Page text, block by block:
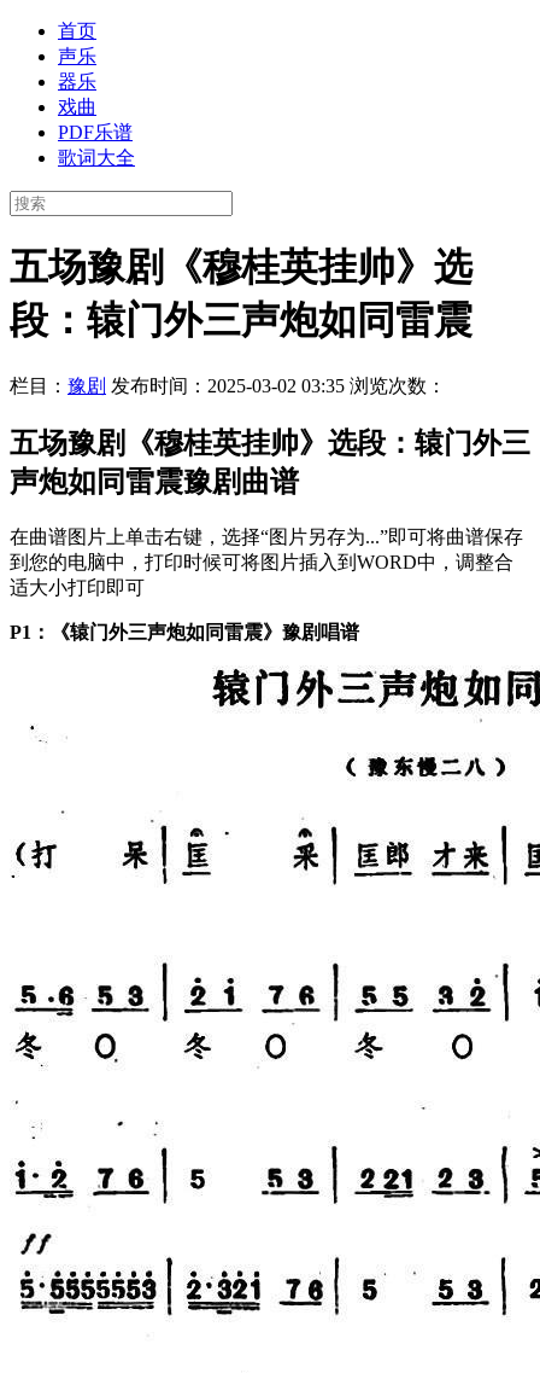
首页
声乐
器乐
戏曲
PDF乐谱
歌词大全
五场豫剧《穆桂英挂帅》选
段：辕门外三声炮如同雷震
栏目： 豫剧 发布时间：2025-03-02 03:35 浏览次数：
五场豫剧《穆桂英挂帅》选段：辕门外三
声炮如同雷震豫剧曲谱
在曲谱图片上单击右键，选择“图片另存为...”即可将曲谱保存
到您的电脑中，打印时候可将图片插入到WORD中，调整合
适大小打印即可
P1：《辕门外三声炮如同雷震》豫剧唱谱